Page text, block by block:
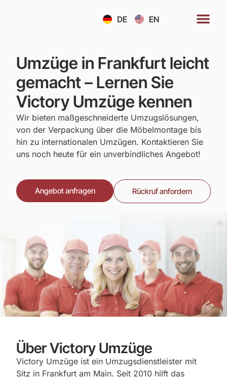
DE EN
Umzüge in Frankfurt leicht
gemacht – Lernen Sie
Victory Umzüge kennen
Wir bieten maßgeschneiderte Umzugslösungen,
von der Verpackung über die Möbelmontage bis
hin zu internationalen Umzügen. Kontaktieren Sie
uns noch heute für ein unverbindliches Angebot!
Angebot anfragen Rückruf anfordern
Über Victory Umzüge
Victory Umzüge ist ein Umzugsdienstleister mit
Sitz in Frankfurt am Main. Seit 2010 hilft das